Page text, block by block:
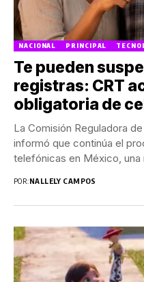
NACIONAL PRINCIPAL
Te pueden
registras: CRT
obligatoria de
La Comisión Reguladora
informó que continúa el
telefónicas en México, una
POR:NALLELY CAMPOS